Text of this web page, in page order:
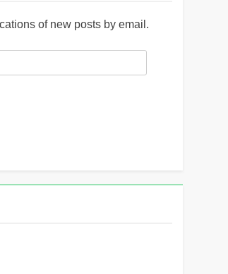
of new posts by email.